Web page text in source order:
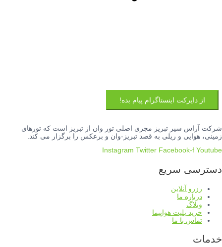
از دایرکت اینستاگرام پیام بده!
شرکت آراس سیر تبریز مجری اصلی تور وان از تبریز است که تورهای
زمینی، هوایی و ریلی به قصد تبریز-وان و برعکس را برگزار می کند.
Instagram Twitter Facebook-f Youtube
دسترسی سریع
رزرو آنلاین
درباره ما
وبلاگ
خرید بلیت هواپیما
تماس با ما
خدمات